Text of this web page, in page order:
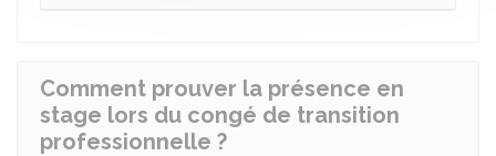
Comment prouver la présence en
stage lors du congé de transition
professionnelle ?